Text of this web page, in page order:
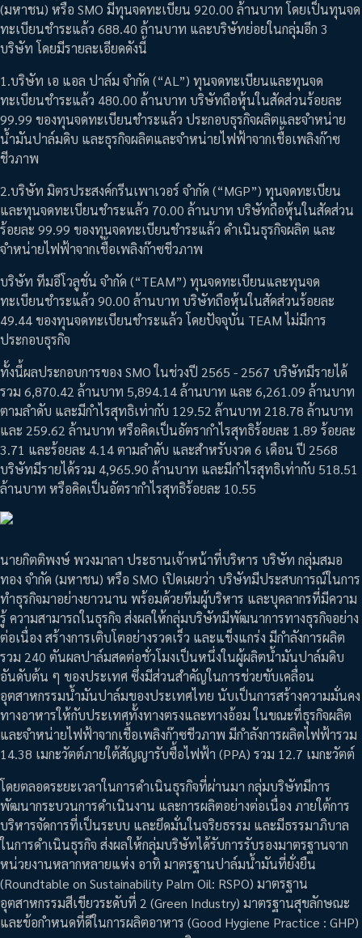
(มหาชน) หรือ SMO มีทุนจดทะเบียน 920.00 ล้านบาท โดยเป็นทุนจด
ทะเบียนชำระแล้ว 688.40 ล้านบาท และบริษัทย่อยในกลุ่มอีก 3
บริษัท โดยมีรายละเอียดดังนี้
1.บริษัท เอ แอล ปาล์ม จำกัด (“AL”) ทุนจดทะเบียนและทุนจด
ทะเบียนชำระแล้ว 480.00 ล้านบาท บริษัทถือหุ้นในสัดส่วนร้อยละ
99.99 ของทุนจดทะเบียนชำระแล้ว ประกอบธุรกิจผลิตและจำหน่าย
น้ำมันปาล์มดิบ และธุรกิจผลิตและจำหน่ายไฟฟ้าจากเชื้อเพลิงก๊าซ
ชีวภาพ
2.บริษัท มิตรประสงค์กรีนเพาเวอร์ จำกัด (“MGP”) ทุนจดทะเบียน
และทุนจดทะเบียนชำระแล้ว 70.00 ล้านบาท บริษัทถือหุ้นในสัดส่วน
ร้อยละ 99.99 ของทุนจดทะเบียนชำระแล้ว ดำเนินธุรกิจผลิต และ
จำหน่ายไฟฟ้าจากเชื้อเพลิงก๊าซชีวภาพ
บริษัท ทีมอีโวลูชั่น จำกัด (“TEAM”) ทุนจดทะเบียนและทุนจด
ทะเบียนชำระแล้ว 90.00 ล้านบาท บริษัทถือหุ้นในสัดส่วนร้อยละ
49.44 ของทุนจดทะเบียนชำระแล้ว โดยปัจจุบัน TEAM ไม่มีการ
ประกอบธุรกิจ
ทั้งนี้ผลประกอบการของ SMO ในช่วงปี 2565 - 2567 บริษัทมีรายได้
รวม 6,870.42 ล้านบาท 5,894.14 ล้านบาท และ 6,261.09 ล้านบาท
ตามลำดับ และมีกำไรสุทธิเท่ากับ 129.52 ล้านบาท 218.78 ล้านบาท
และ 259.62 ล้านบาท หรือคิดเป็นอัตรากำไรสุทธิร้อยละ 1.89 ร้อยละ
3.71 และร้อยละ 4.14 ตามลำดับ และสำหรับงวด 6 เดือน ปี 2568
บริษัทมีรายได้รวม 4,965.90 ล้านบาท และมีกำไรสุทธิเท่ากับ 518.51
ล้านบาท หรือคิดเป็นอัตรากำไรสุทธิร้อยละ 10.55
นายกิตติพงษ์ พวงมาลา ประธานเจ้าหน้าที่บริหาร บริษัท กลุ่มสมอ
ทอง จำกัด (มหาชน) หรือ SMO เปิดเผยว่า บริษัทมีประสบการณ์ในการ
ทำธุรกิจมาอย่างยาวนาน พร้อมด้วยทีมผู้บริหาร และบุคลากรที่มีความ
รู้ ความสามารถในธุรกิจ ส่งผลให้กลุ่มบริษัทมีพัฒนาการทางธุรกิจอย่าง
ต่อเนื่อง สร้างการเติบโตอย่างรวดเร็ว และแข็งแกร่ง มีกำลังการผลิต
รวม 240 ตันผลปาล์มสดต่อชั่วโมงเป็นหนึ่งในผู้ผลิตน้ำมันปาล์มดิบ
อันดับต้น ๆ ของประเทศ ซึ่งมีส่วนสำคัญในการช่วยขับเคลื่อน
อุตสาหกรรมน้ำมันปาล์มของประเทศไทย นับเป็นการสร้างความมั่นคง
ทางอาหารให้กับประเทศทั้งทางตรงและทางอ้อม ในขณะที่ธุรกิจผลิต
และจำหน่ายไฟฟ้าจากเชื้อเพลิงก๊าซชีวภาพ มีกำลังการผลิตไฟฟ้ารวม
14.38 เมกะวัตต์ภายใต้สัญญารับซื้อไฟฟ้า (PPA) รวม 12.7 เมกะวัตต์
โดยตลอดระยะเวลาในการดำเนินธุรกิจที่ผ่านมา กลุ่มบริษัทมีการ
พัฒนากระบวนการดำเนินงาน และการผลิตอย่างต่อเนื่อง ภายใต้การ
บริหารจัดการที่เป็นระบบ และยึดมั่นในจริยธรรม และมีธรรมาภิบาล
ในการดำเนินธุรกิจ ส่งผลให้กลุ่มบริษัทได้รับการรับรองมาตรฐานจาก
หน่วยงานหลากหลายแห่ง อาทิ มาตรฐานปาล์มน้ำมันที่ยั่งยืน
(Roundtable on Sustainability Palm Oil: RSPO) มาตรฐาน
อุตสาหกรรมสีเขียวระดับที่ 2 (Green Industry) มาตรฐานสุขลักษณะ
และข้อกำหนดที่ดีในการผลิตอาหาร (Good Hygiene Practice : GHP)